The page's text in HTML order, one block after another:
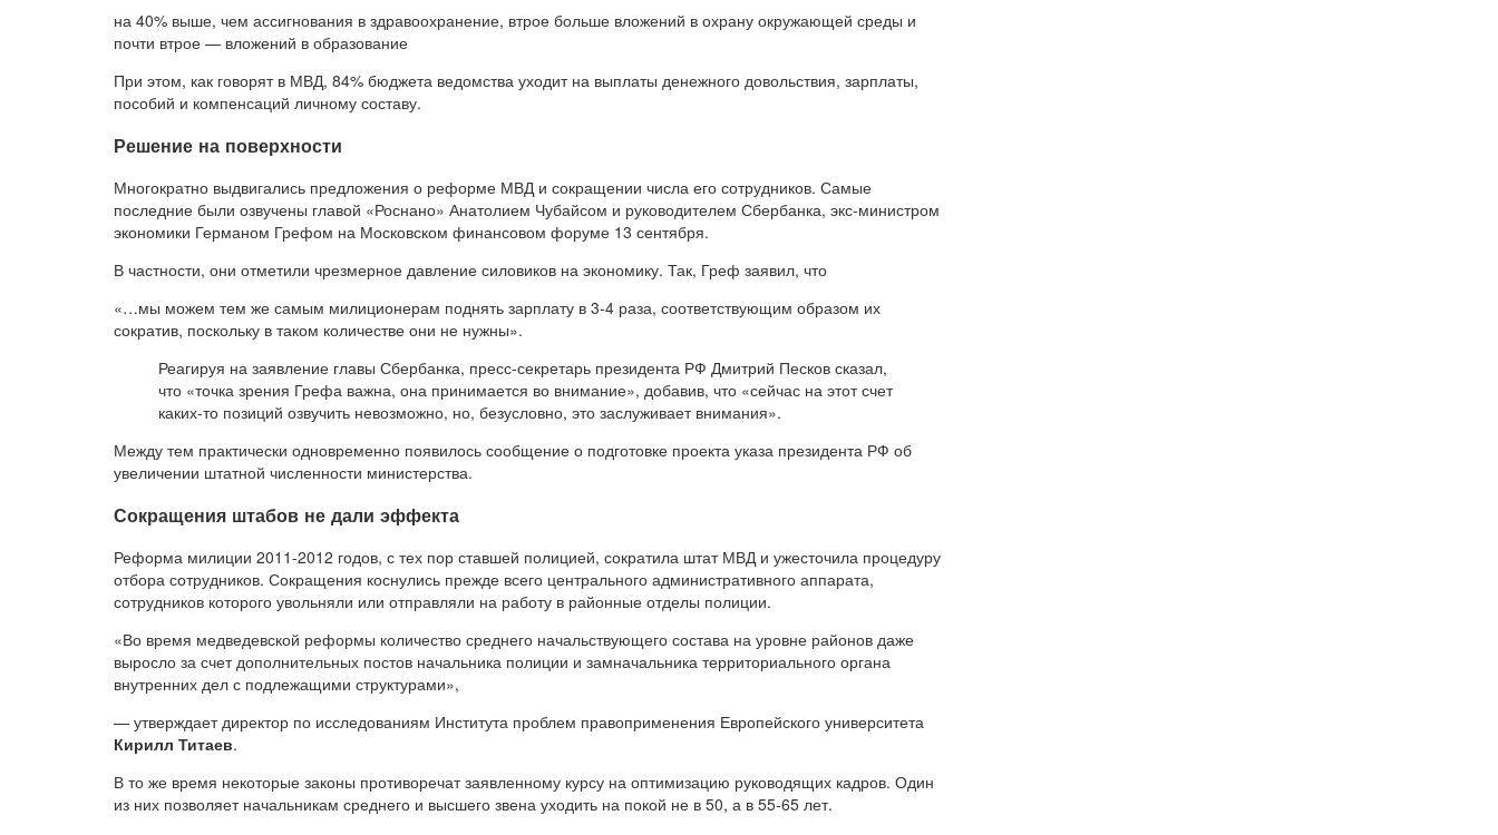
на 40% выше, чем ассигнования в здравоохранение, втрое больше вложений в охрану окружающей среды и
почти втрое — вложений в образование
При этом, как говорят в МВД, 84% бюджета ведомства уходит на выплаты денежного довольствия, зарплаты,
пособий и компенсаций личному составу.
Решение на поверхности
Многократно выдвигались предложения о реформе МВД и сокращении числа его сотрудников. Самые
последние были озвучены главой «Роснано» Анатолием Чубайсом и руководителем Сбербанка, экс-министром
экономики Германом Грефом на Московском финансовом форуме 13 сентября.
В частности, они отметили чрезмерное давление силовиков на экономику. Так, Греф заявил, что
«…мы можем тем же самым милиционерам поднять зарплату в 3-4 раза, соответствующим образом их
сократив, поскольку в таком количестве они не нужны».
Реагируя на заявление главы Сбербанка, пресс-секретарь президента РФ Дмитрий Песков сказал,
что «точка зрения Грефа важна, она принимается во внимание», добавив, что «сейчас на этот счет
каких-то позиций озвучить невозможно, но, безусловно, это заслуживает внимания».
Между тем практически одновременно появилось сообщение о подготовке проекта указа президента РФ об
увеличении штатной численности министерства.
Сокращения штабов не дали эффекта
Реформа милиции 2011-2012 годов, с тех пор ставшей полицией, сократила штат МВД и ужесточила процедуру
отбора сотрудников. Сокращения коснулись прежде всего центрального административного аппарата,
сотрудников которого увольняли или отправляли на работу в районные отделы полиции.
«Во время медведевской реформы количество среднего начальствующего состава на уровне районов даже
выросло за счет дополнительных постов начальника полиции и замначальника территориального органа
внутренних дел с подлежащими структурами»,
— утверждает директор по исследованиям Института проблем правоприменения Европейского университета
Кирилл Титаев.
В то же время некоторые законы противоречат заявленному курсу на оптимизацию руководящих кадров. Один
из них позволяет начальникам среднего и высшего звена уходить на покой не в 50, а в 55-65 лет.